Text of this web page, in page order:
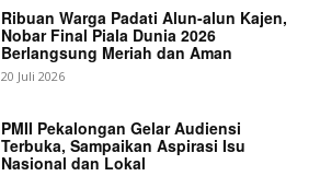
Ribuan Warga Padati Alun-alun Kajen,
Nobar Final Piala Dunia 2026
Berlangsung Meriah dan Aman
20 Juli 2026
PMII Pekalongan Gelar Audiensi
Terbuka, Sampaikan Aspirasi Isu
Nasional dan Lokal